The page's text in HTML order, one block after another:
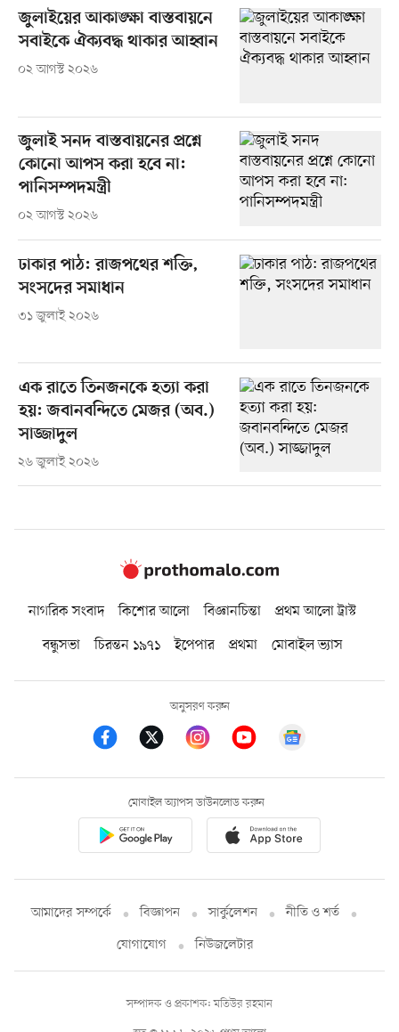
জুলাইয়ের আকাঙ্ক্ষা বাস্তবায়নে
সবাইকে ঐক্যবদ্ধ থাকার আহ্বান
০২ আগস্ট ২০২৬
জুলাই সনদ বাস্তবায়নের প্রশ্নে
কোনো আপস করা হবে না:
পানিসম্পদমন্ত্রী
০২ আগস্ট ২০২৬
ঢাকার পাঠ: রাজপথের শক্তি,
সংসদের সমাধান
৩১ জুলাই ২০২৬
এক রাতে তিনজনকে হত্যা করা
হয়: জবানবন্দিতে মেজর (অব.)
সাজ্জাদুল
২৬ জুলাই ২০২৬
নাগরিক সংবাদ কিশোর আলো বিজ্ঞানচিন্তা
প্রথম আলো ট্রাস্ট
বন্ধুসভা
চিরন্তন ১৯৭১ ইপেপার প্রথমা মোবাইল ভ্যাস
অনুসরণ করুন
মোবাইল অ্যাপস ডাউনলোড করুন
আমাদের সম্পর্কে বিজ্ঞাপন সার্কুলেশন
নীতি ও শর্ত
যোগাযোগ
নিউজলেটার
সম্পাদক ও প্রকাশক: মতিউর রহমান